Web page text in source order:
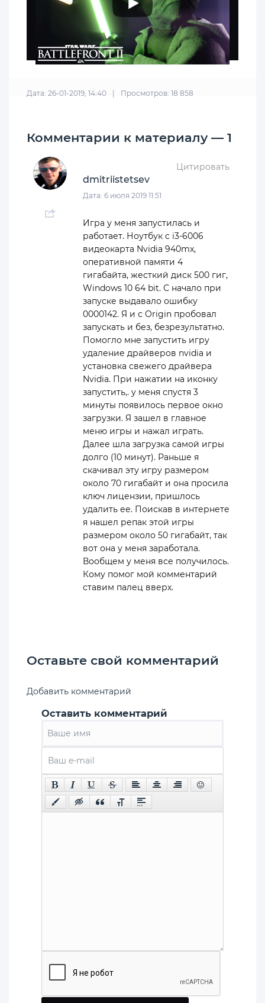
Дата: 26-01-2019, 14:40 Просмотров: 18 858
Комментарии к материалу — 1
Цитировать
dmitriistetsev
Дата: 6 июля 2019 11:51
Игра у меня запустилась и
работает. Ноутбук с i3-6006
видеокарта Nvidia 940mx,
оперативной памяти 4
гигабайта, жесткий диск 500 гиг,
Windows 10 64 bit. С начало при
запуске выдавало ошибку
0000142. Я и с Origin пробовал
запускать и без, безрезультатно.
Помогло мне запустить игру
удаление драйверов nvidia и
установка свежего драйвера
Nvidia. При нажатии на иконку
запустить,. у меня спустя 3
минуты появилось первое окно
загрузки. Я зашел в главное
меню игры и нажал играть.
Далее шла загрузка самой игры
долго (10 минут). Раньше я
скачивал эту игру размером
около 70 гигабайт и она просила
ключ лицензии, пришлось
удалить ее. Поискав в интернете
я нашел репак этой игры
размером около 50 гигабайт, так
вот она у меня заработала.
Вообщем у меня все получилось.
Кому помог мой комментарий
ставим палец вверх.
Оставьте свой комментарий
Добавить комментарий
Оставить комментарий